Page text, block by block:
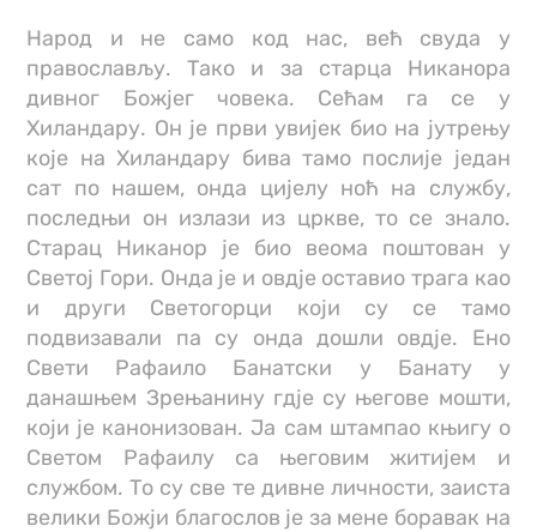
Народ и не само код нас, већ свуда у
православљу. Тако и за старца Никанора
дивног Божјег човека. Сећам га се у
Хиландару. Он је први увијек био на јутрењу
које на Хиландару бива тамо послије један
сат по нашем, онда цијелу ноћ на службу,
последњи он излази из цркве, то се знало.
Старац Никанор је био веома поштован у
Светој Гори. Онда је и овдје оставио трага као
и други Светогорци који су се тамо
подвизавали па су онда дошли овдје. Ено
Свети Рафаило Банатски у Банату у
данашњем Зрењанину гдје су његове мошти,
који је канонизован. Ја сам штампао књигу о
Светом Рафаилу са његовим житијем и
службом. То су све те дивне личности, заиста
велики Божји благослов је за мене боравак на